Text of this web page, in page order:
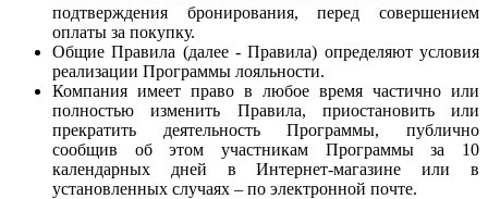
подтверждения бронирования, перед совершением
оплаты за покупку.
Общие Правила (далее - Правила) определяют условия
реализации Программы лояльности.
Компания имеет право в любое время частично или
полностью изменить Правила, приостановить или
прекратить деятельность Программы, публично
сообщив об этом участникам Программы за 10
календарных дней в Интернет-магазине или в
установленных случаях – по электронной почте.